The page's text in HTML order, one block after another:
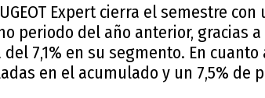
Expert cierra el semestre
periodo del año anterior, gracias
7,1% en su segmento. En cuanto
en el acumulado y un 7,5% de